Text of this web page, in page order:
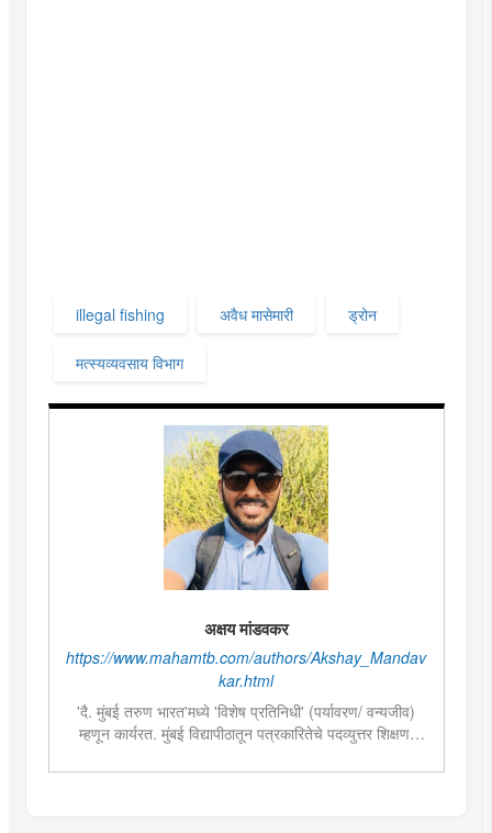
illegal fishing अवैध मासेमारी ड्रोन
मत्स्यव्यवसाय विभाग
अक्षय मांडवकर
https://www.mahamtb.com/authors/Akshay_Mandav
kar.html
'दै. मुंबई तरुण भारत'मध्ये 'विशेष प्रतिनिधी' (पर्यावरण/ वन्यजीव)
म्हणून कार्यरत. मुंबई विद्यापीठातून पत्रकारितेचे पदव्युत्तर शिक्षण.
वन्यजीव क्षेत्राची आवड असल्याने त्यासंबंधीच्या वृत्तांकनामध्ये विशेष
सहभाग. भारतीय शास्त्रीय नृत्यशैलीतील 'कथ्थक' नृत्यात विशेष